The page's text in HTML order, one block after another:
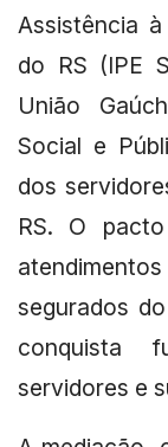
Assistência
do RS (IPE
União
Social e
dos
RS. O
segurados
conquista
servidores e